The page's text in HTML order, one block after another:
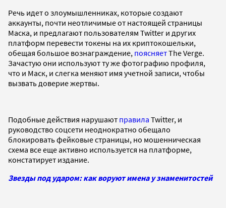
Речь идет о злоумышленниках, которые создают
аккаунты, почти неотличимые от настоящей страницы
Маска, и предлагают пользователям Twitter и других
платформ перевести токены на их криптокошельки,
обещая большое вознаграждение, поясняетThe Verge.
Зачастую они используют ту же фотографию профиля,
что и Маск, и слегка меняют имя учетной записи, чтобы
вызвать доверие жертвы.
Подобные действия нарушают правила Twitter, и
руководство соцсети неоднократно обещало
блокировать фейковые страницы, но мошенническая
схема все еще активно используется на платформе,
констатирует издание.
Звезды под ударом: как воруют имена у знаменитостей